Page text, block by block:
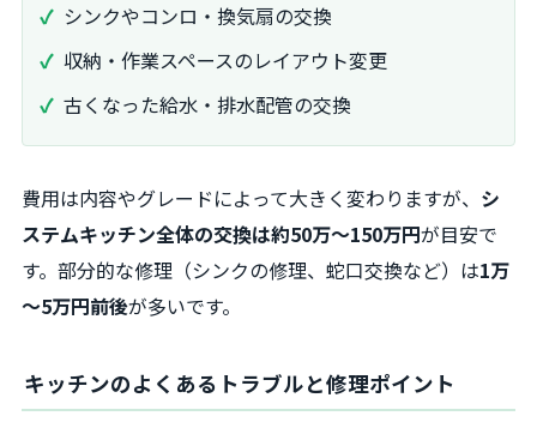
シンクやコンロ・換気扇の交換
収納・作業スペースのレイアウト変更
古くなった給水・排水配管の交換
費用は内容やグレードによって大きく変わりますが、 シ
ステムキッチン全体の交換は約50万～150万円が目安で
す。部分的な修理（シンクの修理、蛇口交換など）は1万
～5万円前後が多いです。
キッチンのよくあるトラブルと修理ポイント